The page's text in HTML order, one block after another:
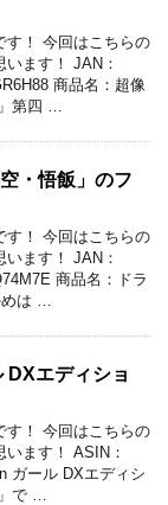
す！ 今回はこちらの
ます！ JAN：
商品名：超像
第四 …
・悟飯」のフ
す！ 今回はこちらの
ます！ JAN：
商品名：ドラ
は …
エディショ
す！ 今回はこちらの
ます！ ASIN：
ガール DXエディシ
で …